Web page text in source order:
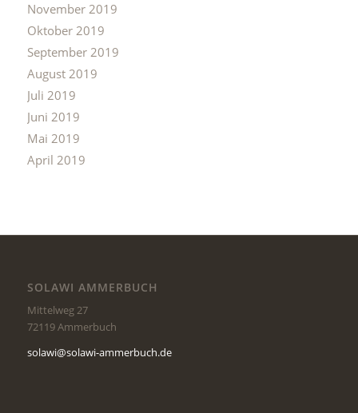
November 2019
Oktober 2019
September 2019
August 2019
Juli 2019
Juni 2019
Mai 2019
April 2019
SOLAWI AMMERBUCH
Mittelweg 27
72119 Ammerbuch
solawi@solawi-ammerbuch.de